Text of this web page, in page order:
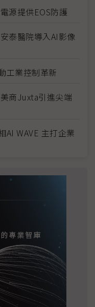
源提供EOS防護
泰醫院導入AI影像
工業控制革新
商Juxta引進尖端
AI WAVE 主打企業